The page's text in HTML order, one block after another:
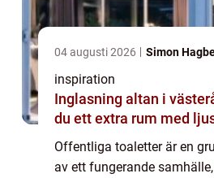
04 augusti 2026 Simon
inspiration
Inglasning altan i västerås så
du ett extra rum med
Offentliga toaletter är en
av ett fungerande